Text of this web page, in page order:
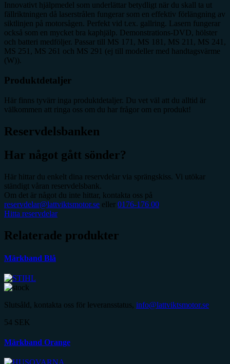
Innovativt hjälpmedel som underlättar betydligt när du skall ta ut
fällriktningen då laserstrålen fungerar som en effektiv förlängning av
siktlinjen på motorsågen. Perfekt vid t.ex. gallring. Lasern fungerar
också som en mycket bra kaphjälp. Demonstrations-DVD, hölster
och batteri medföljer. Passar till MS 171, MS 181, MS 211, MS 241,
MS 251, MS 261 och MS 291 (ej till modeller med handtagsvärme
(W)).
Produktdetaljer
Här finns tyvärr inga produktdetaljer. Du vet väl att du alltid är
välkommen att ringa oss om du har frågor om en produkt!
Reservdelsbanken
Har något gått sönder?
Här hittar du enkelt dina reservdelar via sprängskiss. Vi utökar
ständigt våran reservdelsbank.
Om det är något du inte hittar, kontakta oss på
reservdelar@lattviktsmotor.se eller 0176-176 00
Hitta reservdelar
Relaterade produkter
Märkband Blå
Slutsåld, kontakta oss för leveransstatus, info@lattviktsmotor.se
54 SEK
Märkband Orange